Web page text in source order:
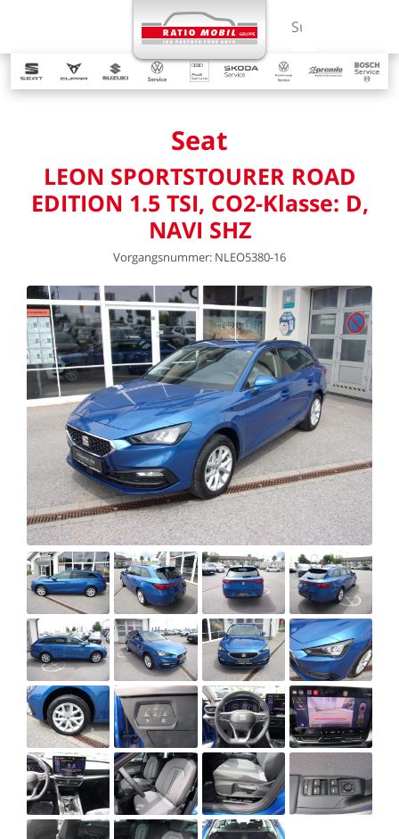
Suchbegriff
Seat
LEON SPORTSTOURER ROAD
EDITION 1.5 TSI, CO2-Klasse: D,
NAVI SHZ
Vorgangsnummer: NLEO5380-16